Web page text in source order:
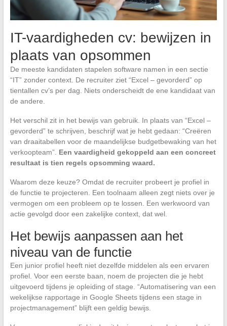
IT-vaardigheden cv: bewijzen in
plaats van opsommen
De meeste kandidaten stapelen software namen in een sectie
“IT” zonder context. De recruiter ziet “Excel – gevorderd” op
tientallen cv’s per dag. Niets onderscheidt de ene kandidaat van
de andere.
Het verschil zit in het bewijs van gebruik. In plaats van “Excel –
gevorderd” te schrijven, beschrijf wat je hebt gedaan: “Creëren
van draaitabellen voor de maandelijkse budgetbewaking van het
verkoopteam”. Een vaardigheid gekoppeld aan een concreet
resultaat is tien regels opsomming waard.
Waarom deze keuze? Omdat de recruiter probeert je profiel in
de functie te projecteren. Een toolnaam alleen zegt niets over je
vermogen om een probleem op te lossen. Een werkwoord van
actie gevolgd door een zakelijke context, dat wel.
Het bewijs aanpassen aan het
niveau van de functie
Een junior profiel heeft niet dezelfde middelen als een ervaren
profiel. Voor een eerste baan, noem de projecten die je hebt
uitgevoerd tijdens je opleiding of stage. “Automatisering van een
wekelijkse rapportage in Google Sheets tijdens een stage in
projectmanagement” blijft een geldig bewijs.